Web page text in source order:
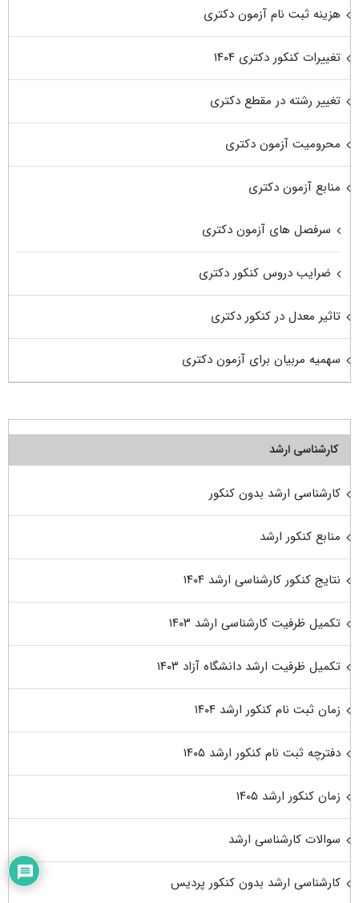
هزینه ثبت نام آزمون دکتری
تغییرات کنکور دکتری ۱۴۰۴
تغییر رشته در مقطع دکتری
محرومیت آزمون دکتری
منابع آزمون دکتری
سرفصل های آزمون دکتری
ضرایب دروس کنکور دکتری
تاثیر معدل در کنکور دکتری
سهمیه مربیان برای آزمون دکتری
کارشناسی ارشد
کارشناسی ارشد بدون کنکور
منابع کنکور ارشد
نتایج کنکور کارشناسی ارشد ۱۴۰۴
تکمیل ظرفیت کارشناسی ارشد ۱۴۰۳
تکمیل ظرفیت ارشد دانشگاه آزاد ۱۴۰۳
زمان ثبت نام کنکور ارشد ۱۴۰۴
دفترچه ثبت نام کنکور ارشد ۱۴۰۵
زمان کنکور ارشد ۱۴۰۵
سوالات کارشناسی ارشد
کارشناسی ارشد بدون کنکور پردیس